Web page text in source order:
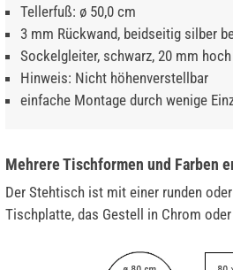
Tellerfuß: ø 50,0 cm
3 mm Rückwand, beidseitig silber
Sockelgleiter, schwarz, 20 mm hoch
Hinweis: Nicht höhenverstellbar
einfache Montage durch wenige
Mehrere Tischformen und Farben
Der Stehtisch ist mit einer runden
Tischplatte, das Gestell in Chrom